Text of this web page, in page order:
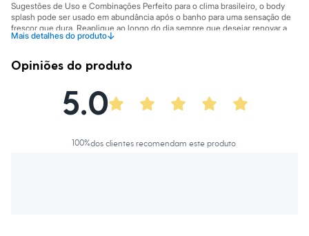
Meias
Pijamas
Sutiãs e Tops
Biquínis
Maiôs
Personagens
Blusas e Camisetas
Casacos e Jaquetas
Sugestões de Uso e Combinações Perfeito para o clima brasileiro, o body
splash pode ser usado em abundância após o banho para uma sensação de
frescor que dura. Reaplique ao longo do dia sempre que desejar renovar a
perfumação e sentir-se revigorada. Para uma experiência olfativa mais
com um hidratante corporal de fragrância neutra.
Mais detalhes do produto↓
Informacoes gerais:
Marcas
Ciclo
Opiniões do produto
5.0
100%dos clientes recomendam este produto